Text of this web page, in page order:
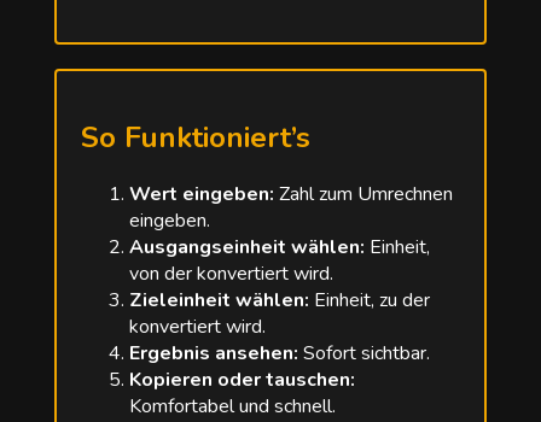
So Funktioniert’s
Wert eingeben: Zahl zum Umrechnen
eingeben.
Ausgangseinheit wählen: Einheit,
von der konvertiert wird.
Zieleinheit wählen: Einheit, zu der
konvertiert wird.
Ergebnis ansehen: Sofort sichtbar.
Kopieren oder tauschen:
Komfortabel und schnell.